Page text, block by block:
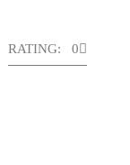
RATING: 0